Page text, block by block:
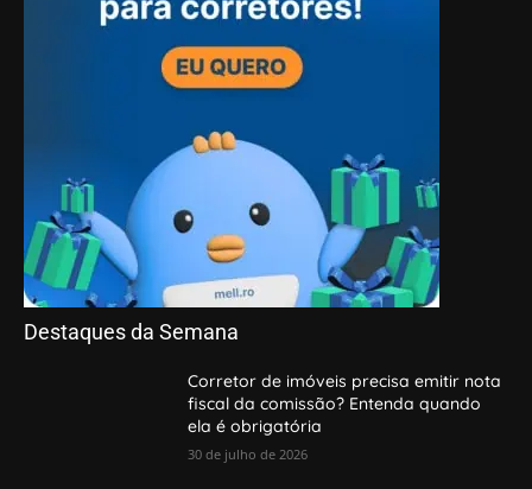
Destaques da Semana
Corretor de imóveis precisa emitir nota
fiscal da comissão? Entenda quando
ela é obrigatória
30 de julho de 2026